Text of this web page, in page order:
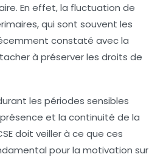
En effet, la fluctuation de
qui sont souvent les
constaté avec la
à préserver les droits de
les périodes sensibles
et la continuité de la
doit veiller à ce que ces
pour la motivation sur